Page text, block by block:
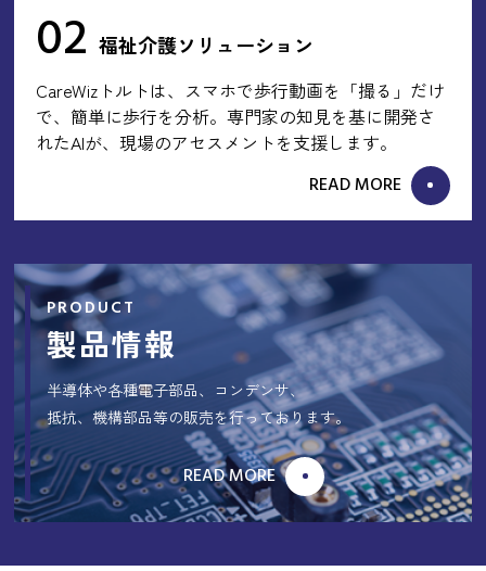
02 福祉介護ソリューション
CareWizトルトは、スマホで歩行動画を「撮る」だけ
で、簡単に歩行を分析。専門家の知見を基に開発さ
れたAIが、現場のアセスメントを支援します。
READ MORE
PRODUCT
製品情報
半導体や各種電子部品、コンデンサ、
抵抗、機構部品等の販売を行っております。
READ MORE